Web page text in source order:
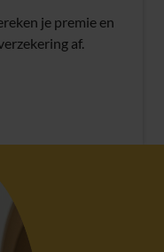
je premie en
af.